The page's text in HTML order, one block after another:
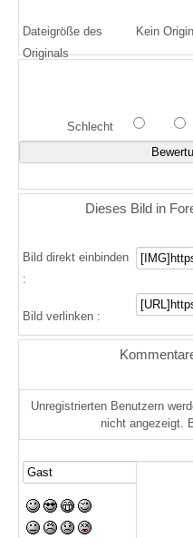
Dateigröße des
Originals
Kein
Schlecht
Dieses Bild in
Bild direkt einbinden
:
Bild verlinken :
Unregistrierten Benutzern
nicht angezeigt.